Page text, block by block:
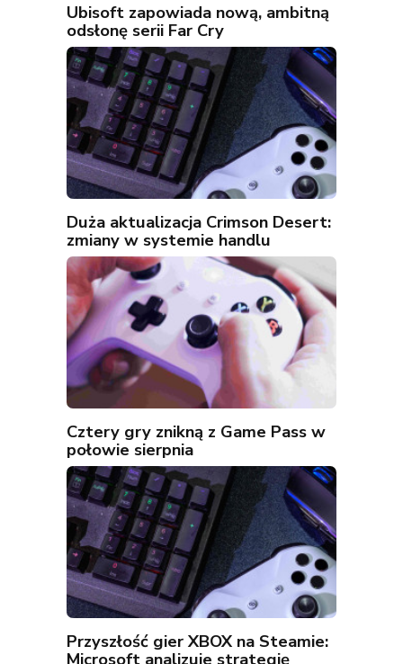
Ubisoft zapowiada nową, ambitną
odsłonę serii Far Cry
Duża aktualizacja Crimson Desert:
zmiany w systemie handlu
Cztery gry znikną z Game Pass w
połowie sierpnia
Przyszłość gier XBOX na Steamie:
Microsoft analizuje strategię